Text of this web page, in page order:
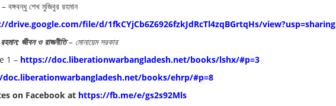
বঙ্গবন্ধু শেখ মুজিবুর রহমান
drive.google.com/file/d/1fkCYjCb6Z6926fzkJdRcTl4zqBGrtqHs/view?usp=sharing
রহমান: জীবন ও রাজনীতি– মোনায়েম সরকার
1 – https://doc.liberationwarbangladesh.net/books/lshx/#p=3
liberationwarbangladesh.net/books/ehrp/#p=8
on Facebook at https://fb.me/e/gs2s92Mls